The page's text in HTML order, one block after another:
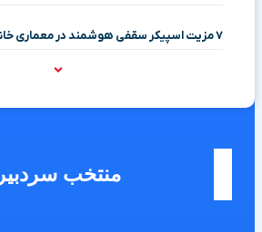
۷ مزیت اسپیکر سقفی هوشمند در معماری خانه‌ های مدرن
منتخب سردبیر